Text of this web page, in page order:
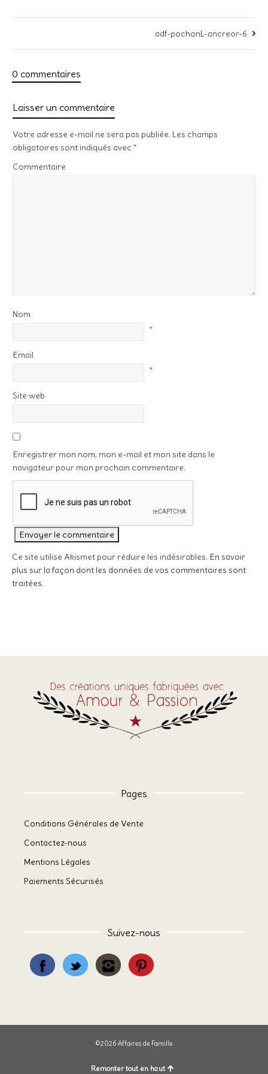
adf-pochonL-ancreor-6
0 commentaires
Laisser un commentaire
Votre adresse e-mail ne sera pas publiée. Les champs
obligatoires sont indiqués avec *
Commentaire
Nom
*
Email
*
Site web
Enregistrer mon nom, mon e-mail et mon site dans le
navigateur pour mon prochain commentaire.
Ce site utilise Akismet pour réduire les indésirables. En savoir
plus sur la façon dont les données de vos commentaires sont
traitées.
Pages
Conditions Générales de Vente
Contactez-nous
Mentions Légales
Paiements Sécurisés
Suivez-nous
©2026 Affaires de Famille.
Remonter tout en haut